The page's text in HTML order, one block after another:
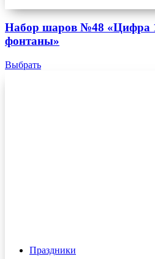
Праздники
Набор шаров №48 «Цифра
фонтаны»
Выбрать